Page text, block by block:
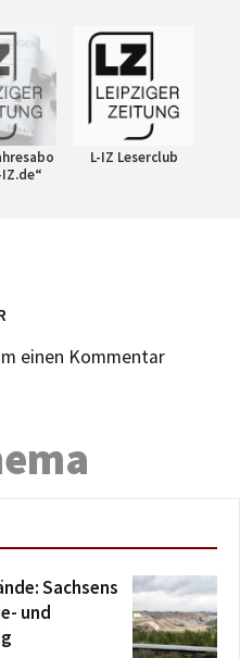
IZ.de“
L-IZ Leserclub
einen Kommentar
Sachsens
und